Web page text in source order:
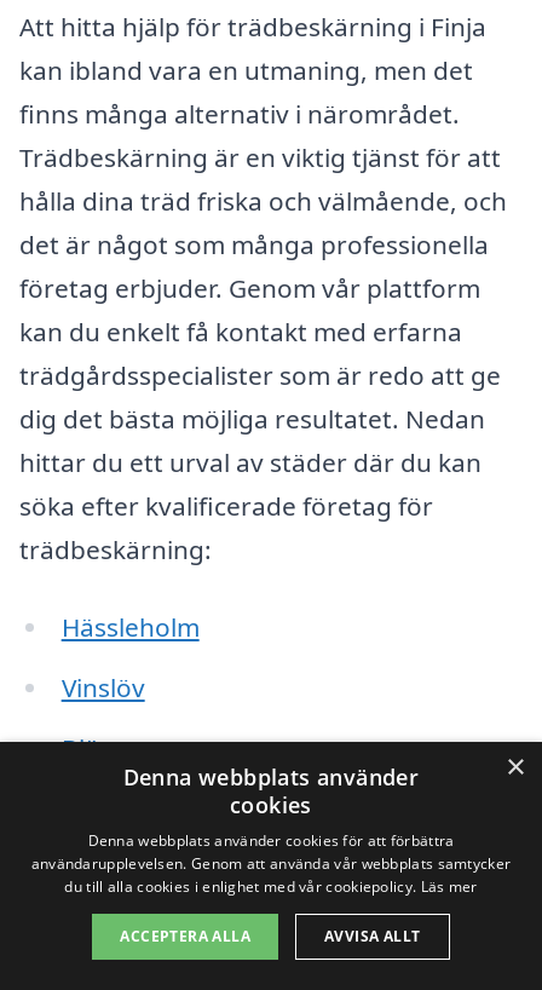
Att hitta hjälp för trädbeskärning i Finja
kan ibland vara en utmaning, men det
finns många alternativ i närområdet.
Trädbeskärning är en viktig tjänst för att
hålla dina träd friska och välmående, och
det är något som många professionella
företag erbjuder. Genom vår plattform
kan du enkelt få kontakt med erfarna
trädgårdsspecialister som är redo att ge
dig det bästa möjliga resultatet. Nedan
hittar du ett urval av städer där du kan
söka efter kvalificerade företag för
trädbeskärning:
Hässleholm
Vinslöv
Bjärnum
Skånes Fagerhult
Tyringe
Östra Göinge
×
Denna webbplats använder
cookies
Denna webbplats använder cookies för att förbättra
användarupplevelsen. Genom att använda vår webbplats samtycker
du till alla cookies i enlighet med vår cookiepolicy. Läs mer
ACCEPTERA ALLA AVVISA ALLT